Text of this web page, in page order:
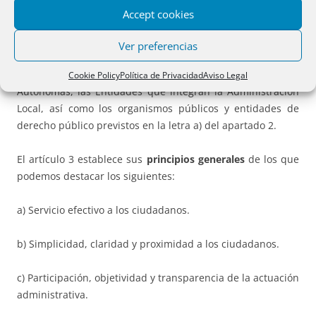
Accept cookies
Ver preferencias
Cookie PolicyPolítica de PrivacidadAviso Legal
– Finalmente aclara que tienen la consideración de
Administraciones Públicas: la Administración General del
Estado, las Administraciones de las Comunidades
Autónomas, las Entidades que integran la Administración
Local, así como los organismos públicos y entidades de
derecho público previstos en la letra a) del apartado 2.
El artículo 3 establece sus principios generalesde los que
podemos destacar los siguientes:
a) Servicio efectivo a los ciudadanos.
b) Simplicidad, claridad y proximidad a los ciudadanos.
c) Participación, objetividad y transparencia de la actuación
administrativa.